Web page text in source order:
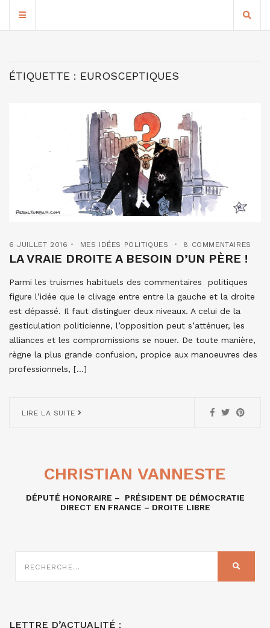
ÉTIQUETTE : EUROSCEPTIQUES
6 JUILLET 2016 MES IDÉES POLITIQUES 8 COMMENTAIRES
LA VRAIE DROITE A BESOIN D’UN PÈRE !
Parmi les truismes habituels des commentaires politiques
figure l’idée que le clivage entre entre la gauche et la droite
est dépassé. Il faut distinguer deux niveaux. A celui de la
gesticulation politicienne, l’opposition peut s’atténuer, les
alliances et les compromissions se nouer. De toute manière,
règne la plus grande confusion, propice aux manoeuvres des
professionnels, […]
LIRE LA SUITE
CHRISTIAN VANNESTE
DÉPUTÉ HONORAIRE – PRÉSIDENT DE DÉMOCRATIE
DIRECT EN FRANCE – DROITE LIBRE
SUR
LETTRE D’ACTUALITÉ :